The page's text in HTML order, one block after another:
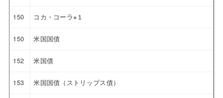
150 コカ・コーラ※１
150 米国国債
152 米国債
153 米国国債（ストリップス債）